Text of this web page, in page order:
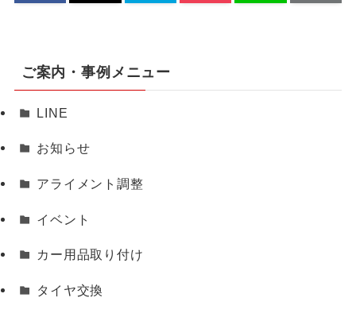
ご案内・事例メニュー
LINE
お知らせ
アライメント調整
イベント
カー用品取り付け
タイヤ交換